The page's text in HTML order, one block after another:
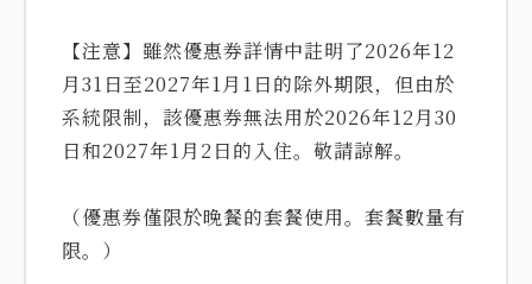
【注意】雖然優惠券詳情中註明了2026年12
月31日至2027年1月1日的除外期限，但由於
系統限制，該優惠券無法用於2026年12月30
日和2027年1月2日的入住。敬請諒解。
（優惠券僅限於晚餐的套餐使用。套餐數量有
限。）